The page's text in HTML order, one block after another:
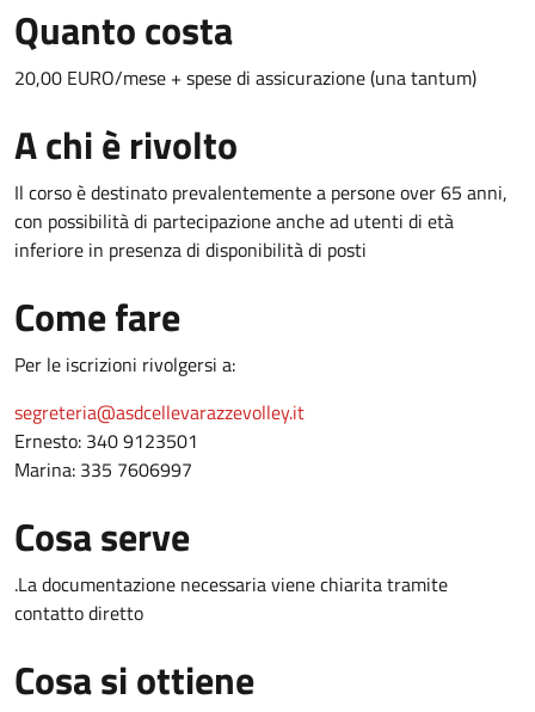
Quanto costa
20,00 EURO/mese + spese di assicurazione (una tantum)
A chi è rivolto
Il corso è destinato prevalentemente a persone over 65 anni,
con possibilità di partecipazione anche ad utenti di età
inferiore in presenza di disponibilità di posti
Come fare
Per le iscrizioni rivolgersi a:
segreteria@asdcellevarazzevolley.it
Ernesto: 340 9123501
Marina: 335 7606997
Cosa serve
.La documentazione necessaria viene chiarita tramite
contatto diretto
Cosa si ottiene